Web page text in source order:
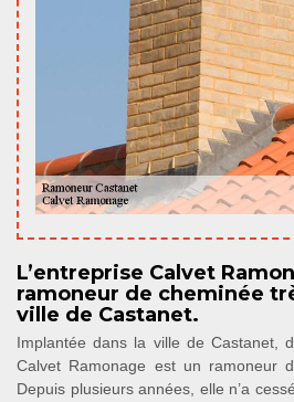
L’entreprise Calvet
ramoneur de cheminée
ville de Castanet.
Implantée dans la ville de Castanet,
Calvet Ramonage est un ramoneur
Depuis plusieurs années, elle n’a